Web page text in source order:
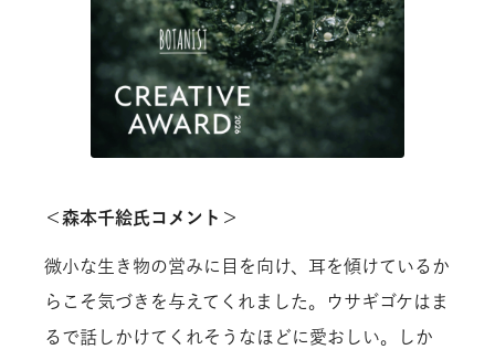
＜森本千絵氏コメント＞
微小な生き物の営みに目を向け、耳を傾けているか
らこそ気づきを与えてくれました。ウサギゴケはま
るで話しかけてくれそうなほどに愛おしい。しか